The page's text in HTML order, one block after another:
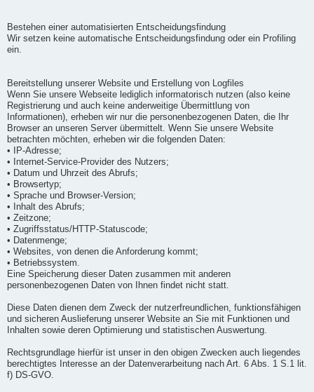
Bestehen einer automatisierten Entscheidungsfindung
Wir setzen keine automatische Entscheidungsfindung oder ein Profiling
ein.
Bereitstellung unserer Website und Erstellung von Logfiles
Wenn Sie unsere Webseite lediglich informatorisch nutzen (also keine
Registrierung und auch keine anderweitige Übermittlung von
Informationen), erheben wir nur die personenbezogenen Daten, die Ihr
Browser an unseren Server übermittelt. Wenn Sie unsere Website
betrachten möchten, erheben wir die folgenden Daten:
• IP-Adresse;
• Internet-Service-Provider des Nutzers;
• Datum und Uhrzeit des Abrufs;
• Browsertyp;
• Sprache und Browser-Version;
• Inhalt des Abrufs;
• Zeitzone;
• Zugriffsstatus/HTTP-Statuscode;
• Datenmenge;
• Websites, von denen die Anforderung kommt;
• Betriebssystem.
Eine Speicherung dieser Daten zusammen mit anderen
personenbezogenen Daten von Ihnen findet nicht statt.
Diese Daten dienen dem Zweck der nutzerfreundlichen, funktionsfähigen
und sicheren Auslieferung unserer Website an Sie mit Funktionen und
Inhalten sowie deren Optimierung und statistischen Auswertung.
Rechtsgrundlage hierfür ist unser in den obigen Zwecken auch liegendes
berechtigtes Interesse an der Datenverarbeitung nach Art. 6 Abs. 1 S.1 lit.
f) DS-GVO.